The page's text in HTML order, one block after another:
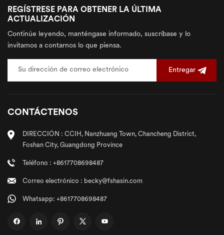
REGÍSTRESE PARA OBTENER LA ÚLTIMA
ACTUALIZACIÓN
Continúe leyendo, manténgase informado, suscríbase y lo
invitamos a contarnos lo que piensa.
Entregar
CONTÁCTENOS
DIRECCIÓN : CCIH, Nanzhuang Town, Chancheng District,
Foshan City, Guangdong Province
Teléfono : +8617708698487
Correo electrónico : becky@fshasin.com
Whatsapp: +8617708698487